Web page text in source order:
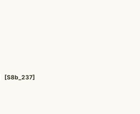
[S8b_237]